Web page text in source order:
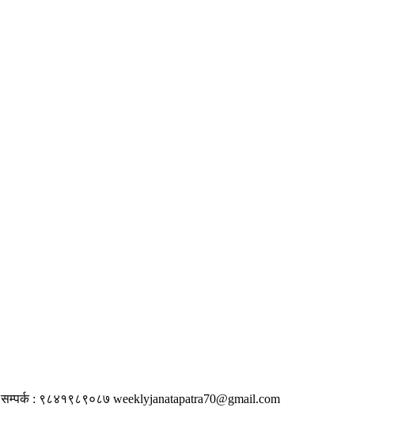
सम्पर्क : ९८४१९८९०८७ weeklyjanatapatra70@gmail.com